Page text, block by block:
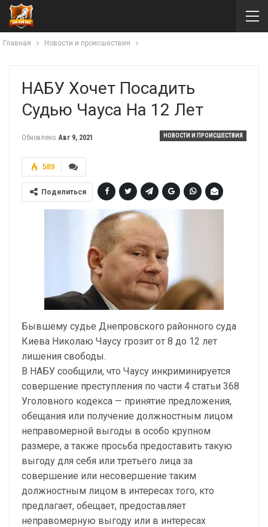
Главная Новости и происшествия
НАБУ Хочет Посадить
Судью Чауса На 12 Лет
НОВОСТИ И ПРОИСШЕСТВИЯ
Обновлено Авг 9, 2021
589
Поделиться
Бывшему судье Днепровского районного суда
Киева Николаю Чаусу грозит от 8 до 12 лет
лишения свободы.
В НАБУ сообщили, что Чаусу инкриминируется
совершение преступления по части 4 статьи 368
Уголовного кодекса — принятие предложения,
обещания или получение должностным лицом
неправомерной выгоды в особо крупном
размере, а также просьба предоставить такую ​​
выгоду для себя или третьего лица за
совершение или несовершение таким
должностным лицом в интересах того, кто
предлагает, обещает, предоставляет
неправомерную выгоду или в интересах